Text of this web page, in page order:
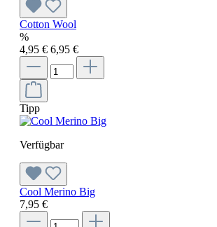
Cotton Wool
%
4,95 € 6,95 €
Tipp
Verfügbar
Cool Merino Big
7,95 €